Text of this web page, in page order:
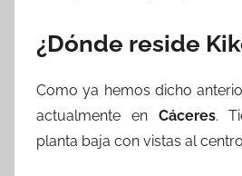
¿Dónde reside
Como ya hemos dicho
actualmente en Cáceres.
planta baja con vistas al